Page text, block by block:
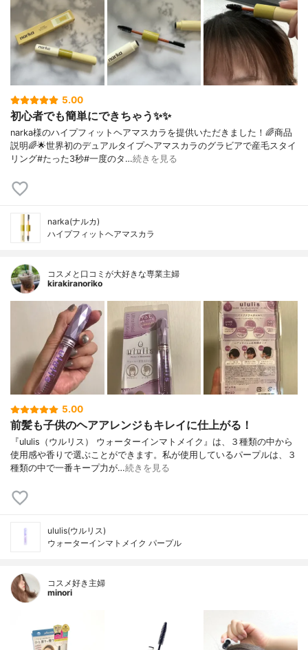
5.00
初心者でも簡単にできちゃう✨✨
narka様のハイプフィットヘアマスカラを提供いただきました！🌈商品
説明🌈🌟世界初のデュアルタイプヘアマスカラのグラビアで産毛スタイ
リング#たった3秒#一度のタ…続きを見る
narka(ナルカ)
ハイプフィットヘアマスカラ
コスメと口コミが大好きな専業主婦
kirakiranoriko
5.00
前髪も子供のヘアアレンジもキレイに仕上がる！
『ululis（ウルリス） ウォーターインマトメイク』は、３種類の中から
使用感や香りで選ぶことができます。私が使用しているパープルは、３
種類の中で一番キープ力が…続きを見る
ululis(ウルリス)
ウォーターインマトメイク パープル
コスメ好き主婦
minori